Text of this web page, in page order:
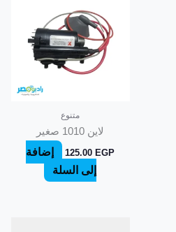
متنوع
لاين 1010 صغير
125.00EGP
إضافة
إلى السلة